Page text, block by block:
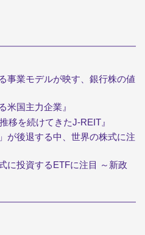
事業モデルが映す、銀行株の値
米国主力企業』
移を続けてきたJ-REIT』
が後退する中、世界の株式に注
に投資するETFに注目 ～新政